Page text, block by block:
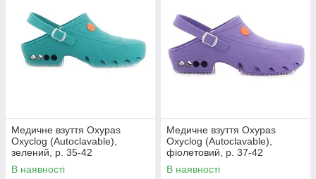
Медичне взуття Oxypas
Oxyclog (Autoclavable),
зелений, р. 35-42
В наявності
Медичне взуття Oxypas
Oxyclog (Autoclavable),
фіолетовий, р. 37-42
В наявності